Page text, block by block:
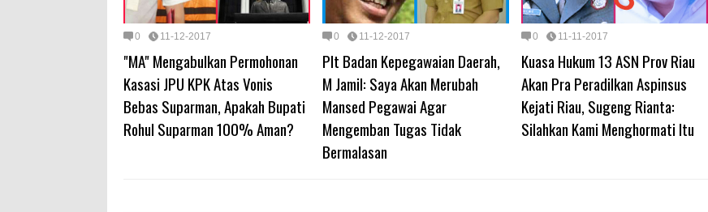
0 11-12-2017
"MA" Mengabulkan Permohonan
Kasasi JPU KPK Atas Vonis
Bebas Suparman, Apakah Bupati
Rohul Suparman 100% Aman?
0 11-12-2017
Plt Badan Kepegawaian Daerah,
M Jamil: Saya Akan Merubah
Mansed Pegawai Agar
Mengemban Tugas Tidak
Bermalasan
0 11-11-2017
Kuasa Hukum 13 ASN Prov Riau
Akan Pra Peradilkan Aspinsus
Kejati Riau, Sugeng Rianta:
Silahkan Kami Menghormati Itu